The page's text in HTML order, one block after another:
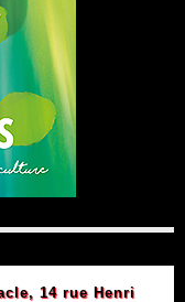
14 rue Henri